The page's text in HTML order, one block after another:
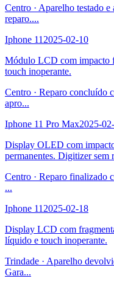
Centro · Aparelho testado e
reparo....
Iphone 112025-02-10
Módulo LCD com impacto
touch inoperante.
Centro · Reparo concluído
apro...
Iphone 11 Pro Max2025-
Display OLED com
permanentes. Digitizer sem
Centro · Reparo finalizado
...
Iphone 112025-02-18
Display LCD com
líquido e touch inoperante.
Trindade · Aparelho
Gara...